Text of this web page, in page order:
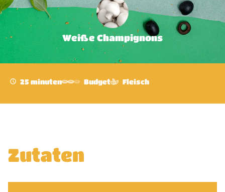
Weiße Champignons
25 minuten Budget Fleisch
Zutaten